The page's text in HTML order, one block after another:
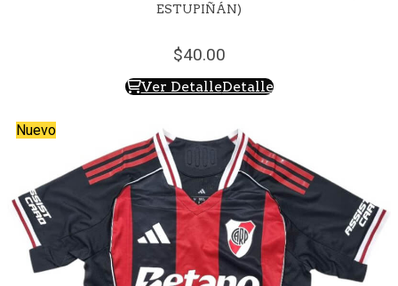
ESTUPIÑÁN)
40.00
Ver DetalleDetalle
Nuevo